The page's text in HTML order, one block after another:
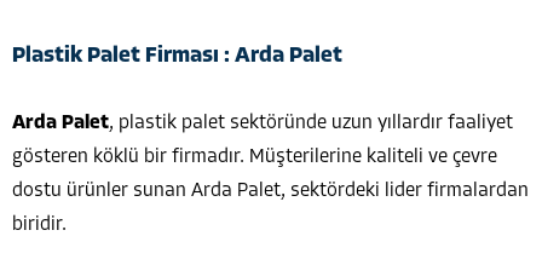
Plastik Palet Firması : Arda Palet
Arda Palet, plastik palet sektöründe uzun yıllardır faaliyet
gösteren köklü bir firmadır. Müşterilerine kaliteli ve çevre
dostu ürünler sunan Arda Palet, sektördeki lider firmalardan
biridir.